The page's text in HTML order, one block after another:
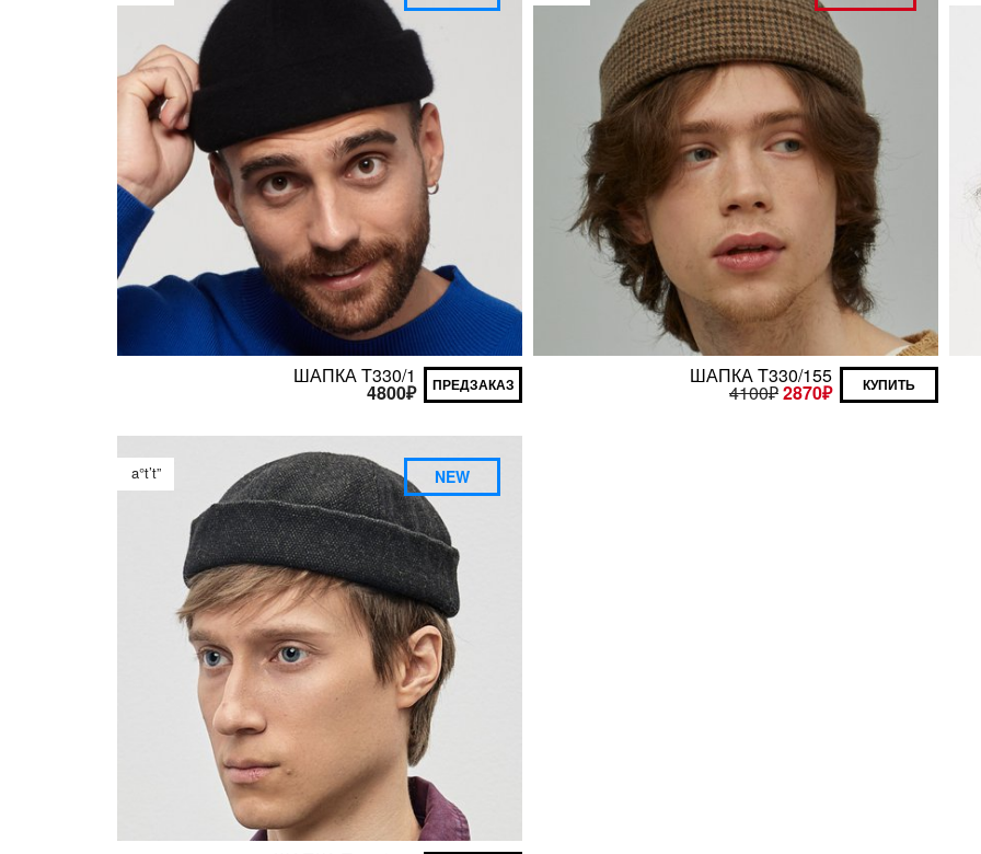
ШАПКА T330/1
4800₽ ПРЕДЗАКАЗ ШАПКА T330/155
4100₽2870₽ КУПИТЬ
a°t’t” NEW